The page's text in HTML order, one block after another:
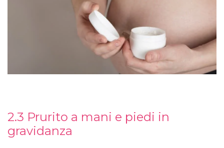
2.3 Prurito a mani e piedi in
gravidanza